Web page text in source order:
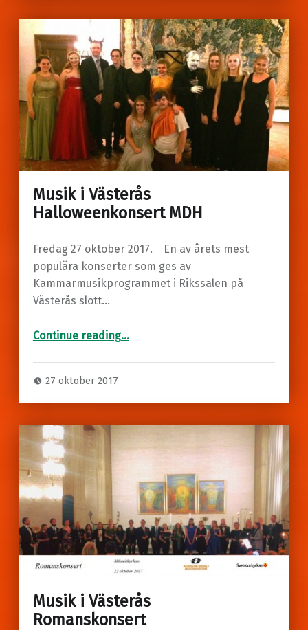
Musik i Västerås
Halloweenkonsert MDH
Fredag 27 oktober 2017. En av årets mest
populära konserter som ges av
Kammarmusikprogrammet i Rikssalen på
Västerås slott…
Continue readingHalloweenkonsert MDH”
…
27 oktober 2017
Musik i Västerås
Romanskonsert